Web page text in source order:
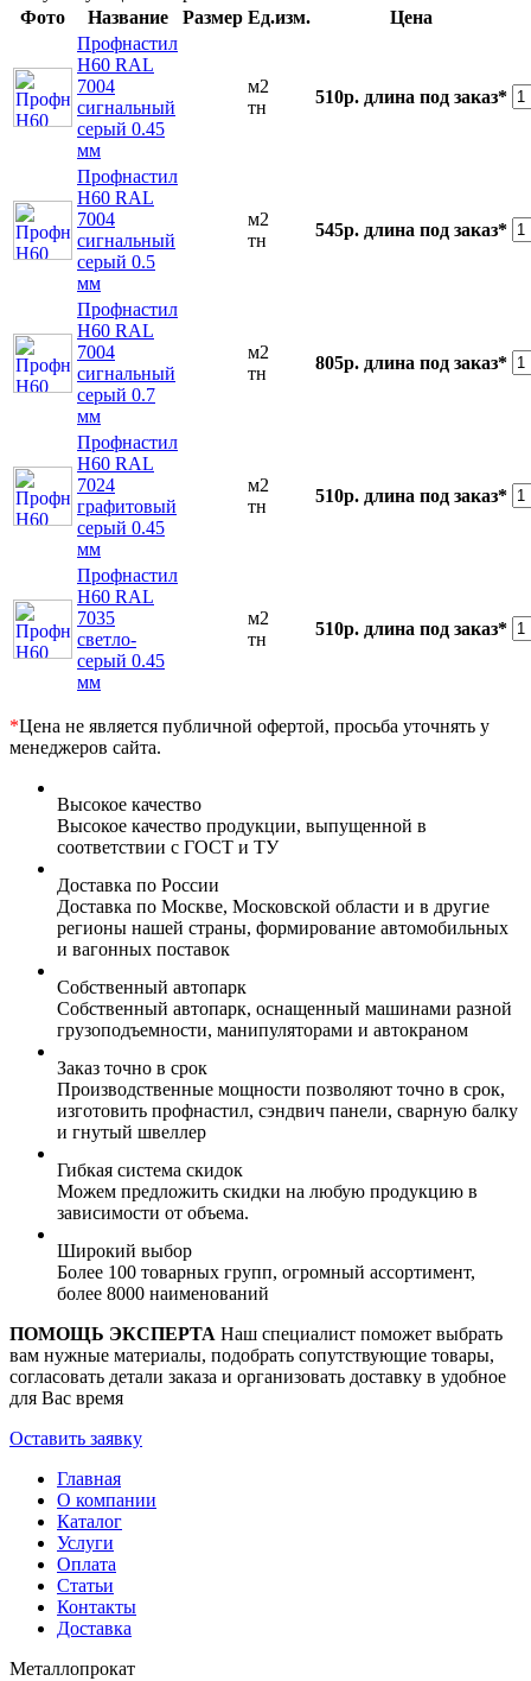
Фото
Название Размер Ед.изм.
Цена
Профнастил
Н60 RAL
7004
сигнальный
серый 0.45
мм
м2
тн
510р. длина под заказ*
Профнастил
Н60 RAL
7004
сигнальный
серый 0.5
мм
м2
тн
545р. длина под заказ*
Профнастил
Н60 RAL
7004
сигнальный
серый 0.7
мм
м2
тн
805р. длина под заказ*
Профнастил
Н60 RAL
7024
графитовый
серый 0.45
мм
м2
тн
510р. длина под заказ*
Профнастил
Н60 RAL
7035
светло-
серый 0.45
мм
м2
тн
510р. длина под заказ*
*Цена не является публичной офертой, просьба уточнять у
менеджеров сайта.
Высокое качество
Высокое качество продукции, выпущенной в
соответствии с ГОСТ и ТУ
Доставка по России
Доставка по Москве, Московской области и в другие
регионы нашей страны, формирование автомобильных
и вагонных поставок
Собственный автопарк
Собственный автопарк, оснащенный машинами разной
грузоподъемности, манипуляторами и автокраном
Заказ точно в срок
Производственные мощности позволяют точно в срок,
изготовить профнастил, сэндвич панели, сварную балку
и гнутый швеллер
Гибкая система скидок
Можем предложить скидки на любую продукцию в
зависимости от объема.
Широкий выбор
Более 100 товарных групп, огромный ассортимент,
более 8000 наименований
ПОМОЩЬ ЭКСПЕРТА Наш специалист поможет выбрать
вам нужные материалы, подобрать сопутствующие товары,
согласовать детали заказа и организовать доставку в удобное
для Вас время
Оставить заявку
Главная
О компании
Каталог
Услуги
Оплата
Статьи
Контакты
Доставка
Металлопрокат